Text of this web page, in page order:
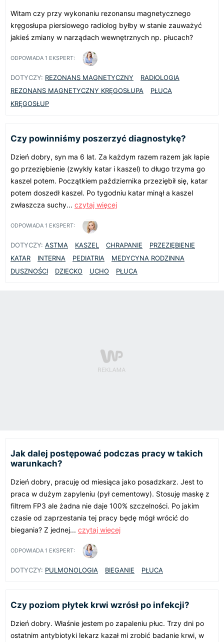
Witam czy przy wykonaniu rezonansu magnetycznego
kręgosłupa piersiowego radiolog byłby w stanie zauważyć
jakieś zmiany w narządach wewnętrznych np. płucach?
ODPOWIADA 1 EKSPERT:
DOTYCZY: REZONANS MAGNETYCZNY
RADIOLOGIA
REZONANS MAGNETYCZNY KRĘGOSŁUPA
PŁUCA
KRĘGOSŁUP
Czy powinniśmy poszerzyć diagnostykę?
Dzień dobry, syn ma 6 lat. Za każdym razem razem jak łapie
go przeziębienie (zwykły katar i kaszel) to długo trzyma go
kaszel potem. Początkiem października przeziębił się, katar
potem doszedł kaszel. Po tygodniu katar minął a kaszel
zwłaszcza suchy... czytaj więcej
ODPOWIADA 1 EKSPERT:
DOTYCZY: ASTMA KASZEL CHRAPANIE
PRZEZIĘBIENIE
KATAR
INTERNA PEDIATRIA
MEDYCYNA RODZINNA
DUSZNOŚCI
DZIECKO UCHO PŁUCA
Jak dalej postępować podczas pracy w takich
warunkach?
Dzień dobry, pracuję od miesiąca jako posadzkarz. Jest to
praca w dużym zapyleniu (pył cementowy). Stosuję maskę z
filtrem FP3 ale żadna nie daje 100% szczelności. Po jakim
czasie od zaprzestania tej pracy będę mógł wrócić do
biegania? Z jednej... czytaj więcej
ODPOWIADA 1 EKSPERT:
DOTYCZY: PULMONOLOGIA BIEGANIE PŁUCA
Czy poziom płytek krwi wzrósł po infekcji?
Dzień dobry. Właśnie jestem po zapaleniu płuc. Trzy dni po
ostatnim antybiotyki lekarz kazał mi zrobić badanie krwi, w